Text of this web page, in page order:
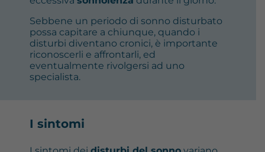
Sebbene un periodo di sonno disturbato
possa capitare a chiunque, quando i
disturbi diventano cronici, è importante
riconoscerli e affrontarli, ed
eventualmente rivolgersi ad uno
specialista.
I sintomi